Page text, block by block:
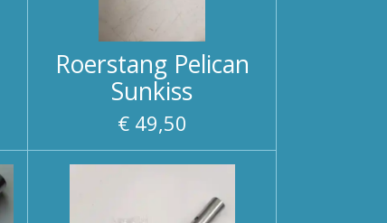
Roerstang Pelican
Sunkiss
€ 49,50